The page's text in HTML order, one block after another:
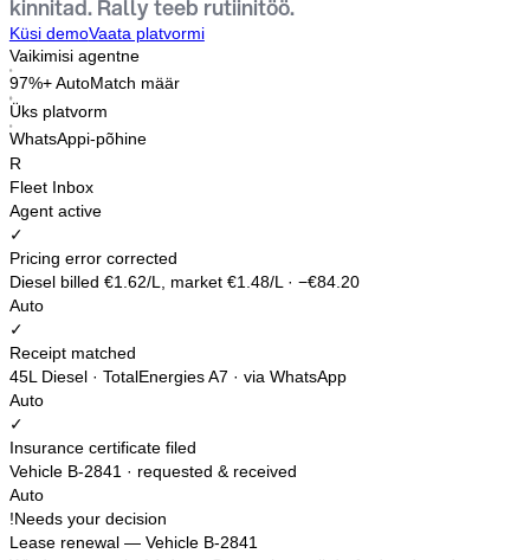
kinnitad. Rally teeb rutiinitöö.
Küsi demoVaata platvormi
Vaikimisi agentne
97%+ AutoMatch määr
Üks platvorm
WhatsAppi-põhine
R
Fleet Inbox
Agent active
✓
Pricing error corrected
Diesel billed €1.62/L, market €1.48/L · −€84.20
Auto
✓
Receipt matched
45L Diesel · TotalEnergies A7 · via WhatsApp
Auto
✓
Insurance certificate filed
Vehicle B-2841 · requested & received
Auto
!Needs your decision
Lease renewal — Vehicle B-2841